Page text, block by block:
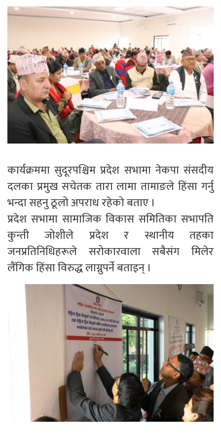
कार्यक्रममा सुदूरपश्चिम प्रदेश सभामा नेकपा संसदीय
दलका प्रमुख सचेतक तारा लामा तामाङले हिंसा गर्नु
भन्दा सहनु ठूलो अपराध रहेको बताए ।
प्रदेश सभामा सामाजिक विकास समितिका सभापति
कुन्ती जोशीले प्रदेश र स्थानीय तहका
जनप्रतिनिधिहरूले सरोकारवाला सबैसंग मिलेर
लैंगिक हिंसा विरुद्ध लाग्नुपर्ने बताइन् ।